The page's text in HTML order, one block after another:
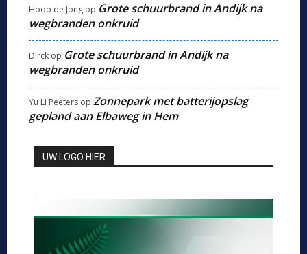
Hoop de Jong op Grote schuurbrand in Andijk na
wegbranden onkruid
Dirck op Grote schuurbrand in Andijk na
wegbranden onkruid
Yu Li Peeters op Zonnepark met batterijopslag
gepland aan Elbaweg in Hem
UW LOGO HIER